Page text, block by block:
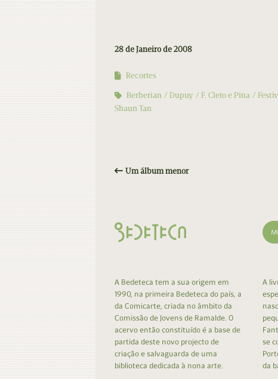
28 de Janeiro de 2008
Recortes
Berberian
Dupuy F. Cleto e Pina
Shaun Tan
Um álbum menor
A Bedeteca tem a sua origem em
1990, na primeira Bedeteca do país, a
da Comicarte, criada no âmbito da
Comissão de Jovens de Ramalde. O
acervo então constituído é a base de
partida deste novo projecto de
criação e salvaguarda de uma
biblioteca dedicada à nona arte.
A
se
da